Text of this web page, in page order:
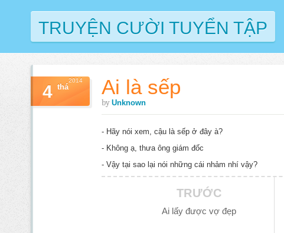
TRUYỆN CƯỜI TUYỂN TẬP
Ai là sếp
by Unknown
4 thá
2014
- Hãy nói xem, cậu là sếp ở đây à?
- Không ạ, thưa ông giám đốc
- Vậy tại sao lại nói những cái nhảm nhí vậy?
TRƯỚC
Ai lấy được vợ đẹp